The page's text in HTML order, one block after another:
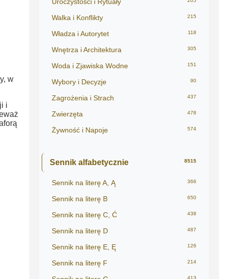
w
i
Walka i Konflikty 215
Władza i Autorytet 118
Wnętrza i Architektura 305
Woda i Zjawiska Wodne 151
Wybory i Decyzje 90
Zagrożenia i Strach 437
Zwierzęta 478
Żywność i Napoje 574
Sennik alfabetycznie 8515
Sennik na literę A, Ą 366
Sennik na literę B 650
Sennik na literę C, Ć 438
Sennik na literę D 487
Sennik na literę E, Ę 126
Sennik na literę F 214
413